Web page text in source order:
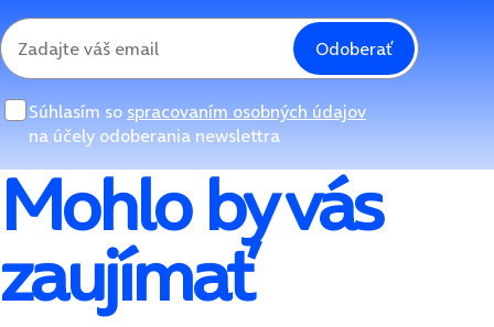
Odoberať
Súhlasím so spracovaním osobných údajov
na účely odoberania newslettra
Mohlo by vás
zaujímať